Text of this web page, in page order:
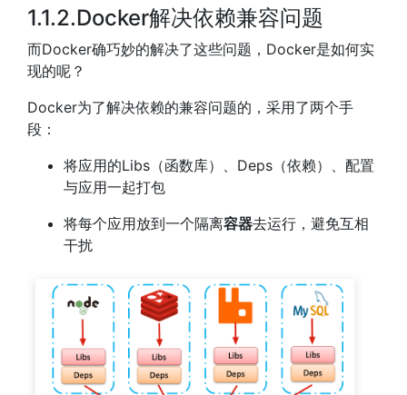
1.1.2.Docker解决依赖兼容问题
而Docker确巧妙的解决了这些问题，Docker是如何实
现的呢？
Docker为了解决依赖的兼容问题的，采用了两个手
段：
将应用的Libs（函数库）、Deps（依赖）、配置
与应用一起打包
将每个应用放到一个隔离容器去运行，避免互相
干扰